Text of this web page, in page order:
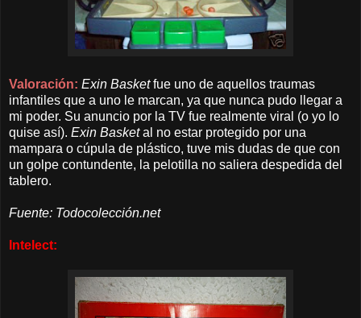
Valoración: Exin Basketfue uno de aquellos traumas
infantiles que a uno le marcan, ya que nunca pudo llegar a
mi poder. Su anuncio por la TV fue realmente viral (o yo lo
quise así). Exin Basketal no estar protegido por una
mampara o cúpula de plástico, tuve mis dudas de que con
un golpe contundente, la pelotilla no saliera despedida del
tablero.
Fuente: Todocolección.net
Intelect: